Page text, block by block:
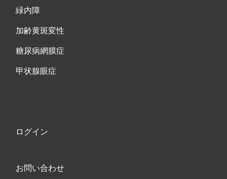
緑内障
加齢黄斑変性
糖尿病網膜症
甲状腺眼症
ログイン
お問い合わせ